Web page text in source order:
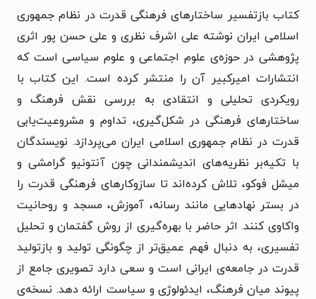
کتاب بازتفسیر ساختارهای فرهنگی قدرت در نظام جمهوری
اسلامی ایران نوشته علی اشرف نظری و علی حسن پور اثری
پژوهشی در حوزه‌ی علوم اجتماعی و علوم سیاسی است که
انتشارات امیرکبیر آن را منتشر کرده است. این کتاب با
رویکردی تحلیلی و انتقادی به بررسی نقش فرهنگ و
ساختارهای فرهنگی در شکل‌گیری، تداوم و مشروعیت‌یابی
قدرت در نظام جمهوری اسلامی ایران می‌پردازد. نویسندگان
با تکیه‌بر نظریه‌های اندیشمندانی چون آنتونیو گرامشی و
میشل فوکو، تلاش کرده‌اند تا سازوکارهای فرهنگی قدرت را
در بستر نهادهایی مانند رسانه، آموزش، مسجد و روحانیت
واکاوی کنند. اثر حاضر با بهره‌گیری از روش گفتمان و تحلیل
تفسیری، به دنبال فهم عمیق‌تر از چگونگی تولید و بازتولید
قدرت در جامعه‌ی ایرانی است و سعی دارد تصویری جامع از
پیوند میان فرهنگ، ایدئولوژی و سیاست ارائه دهد. نسخه‌ی